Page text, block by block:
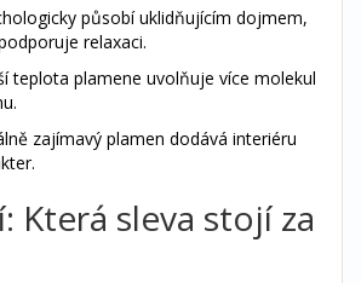
působí uklidňujícím dojmem,
relaxaci.
teplota plamene uvolňuje více molekul
zajímavý plamen dodává interiéru
Která sleva stojí za